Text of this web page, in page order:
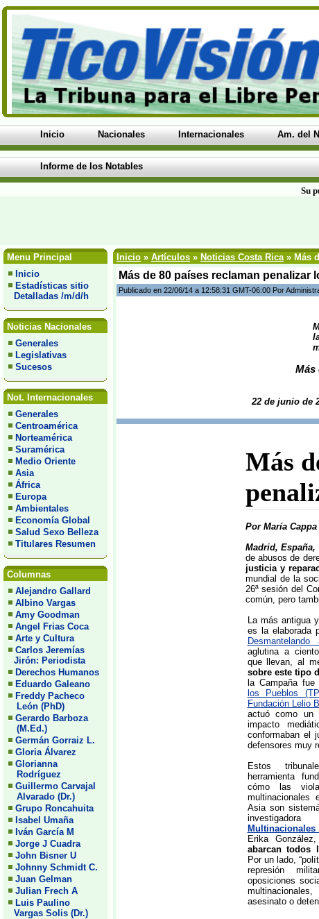
Inicio Nacionales Internacionales Am. del
Informe de los Notables
Su
Menu Principal
Inicio
Estadísticas sitio
Detalladas /m/d/h
Noticias Nacionales
Generales
Legislativas
Sucesos
Not. Internacionales
Generales
Centroamérica
Norteamérica
Suramérica
Medio Oriente
Asia
África
Europa
Ambientales
Economía Global
Salud Sexo Belleza
Titulares Resumen
Columnas
Alejandro Gallard
Albino Vargas
Amy Goodman
Angel Frias Coca
Arte y Cultura
Carlos Jeremías
Jirón: Periodista
Derechos Humanos
Eduardo Galeano
Freddy Pacheco
León (PhD)
Gerardo Barboza
(M.Ed.)
Germán Gorraiz L.
Gloria Álvarez
Glorianna
Rodríguez
Guillermo Carvajal
Alvarado (Dr.)
Grupo Roncahuita
Isabel Umaña
Iván García M
Jorge J Cuadra
John Bisner U
Johnny Schmidt C.
Juan Gelman
Julian Frech A
Luis Paulino
Vargas Solis (Dr.)
Inicio » Artículos » Noticias Costa Rica» Más
Más de 80 países reclaman
Publicado en 22/06/14 a 12:58:31 GMT-06:00 Por
Más
22 de junio de
Más
Por María Cappa
Madrid,
de abusos de
justicia y
mundial de la
26ª sesión del
común, pero
La más antigua
es la elaborada
aglutina a
que llevan, al
sobre este tipo
la Campaña fue
los Pueblos
Fundación Lelio
actuó como un
impacto
conformaban el
defensores muy
Estos
herramienta
cómo las
Asia son
Erika González,
abarcan todos
Por un lado,
represión
oposiciones
asesinato o